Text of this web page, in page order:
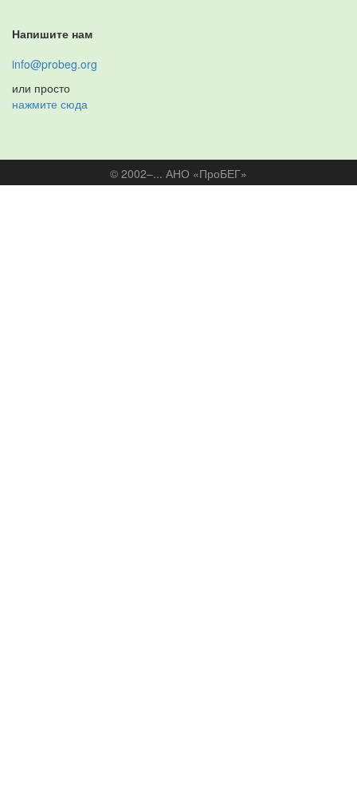
Напишите нам
info@probeg.org
или просто
нажмите сюда
© 2002–... АНО «ПроБЕГ»